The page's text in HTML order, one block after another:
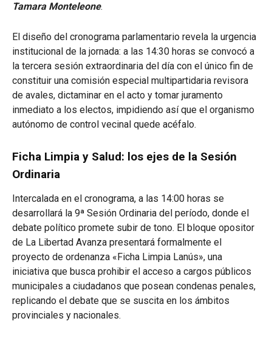
Tamara Monteleone.
El diseño del cronograma parlamentario revela la urgencia
institucional de la jornada: a las 14:30 horas se convocó a
la tercera sesión extraordinaria del día con el único fin de
constituir una comisión especial multipartidaria revisora
de avales, dictaminar en el acto y tomar juramento
inmediato a los electos, impidiendo así que el organismo
autónomo de control vecinal quede acéfalo.
Ficha Limpia y Salud: los ejes de la Sesión
Ordinaria
Intercalada en el cronograma, a las 14:00 horas se
desarrollará la 9ª Sesión Ordinaria del período, donde el
debate político promete subir de tono. El bloque opositor
de La Libertad Avanza presentará formalmente el
proyecto de ordenanza «Ficha Limpia Lanús», una
iniciativa que busca prohibir el acceso a cargos públicos
municipales a ciudadanos que posean condenas penales,
replicando el debate que se suscita en los ámbitos
provinciales y nacionales.